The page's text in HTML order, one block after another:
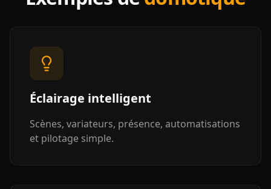
Éclairage intelligent
Scènes, variateurs, présence, automatisations
et pilotage simple.